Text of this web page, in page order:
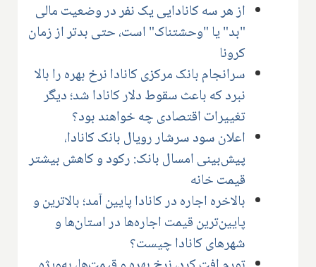
از هر سه کانادایی یک نفر در وضعیت مالی
"بد" یا "وحشتناک" است، حتی بدتر از زمان
کرونا
سرانجام بانک مرکزی کانادا نرخ بهره را بالا
نبرد که باعث سقوط دلار کانادا شد؛ دیگر
تغییرات اقتصادی چه خواهند بود؟
اعلان سود سرشار رویال بانک کانادا،
پیش‌بینی امسال بانک: رکود و کاهش بیشتر
قیمت خانه
بالاخره اجاره در کانادا پایین آمد؛ بالاترین و
پایین‌ترین قیمت اجاره‌ها در استان‌ها و
شهرهای کانادا چیست؟